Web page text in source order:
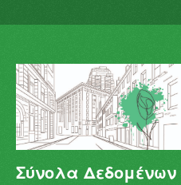
Σύνολα Δεδομένων
Σύνολα Δεδομένων